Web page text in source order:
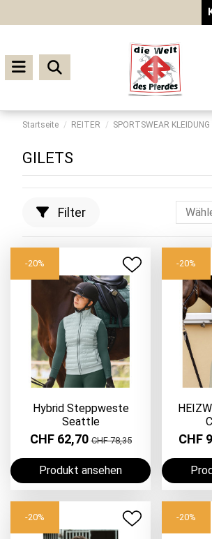
Startseite REITER SPORTSWEAR KLEIDUNG
GILETS
Filter
-20%
Hybrid Steppweste
Seattle
CHF 62,70CHF 78,35
Produkt ansehen
-20%
CHF
-20% -20%